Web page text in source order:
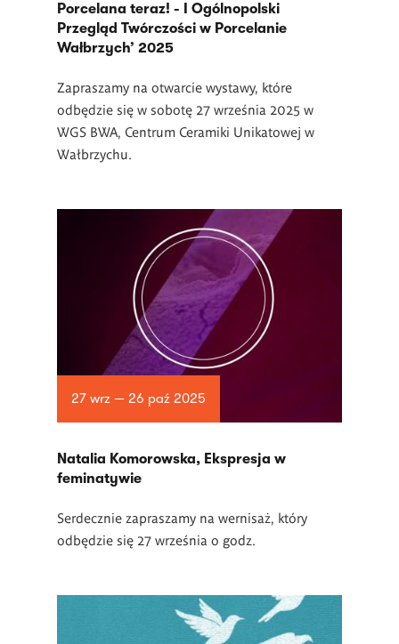
Porcelana teraz! - I Ogólnopolski
Przegląd Twórczości w Porcelanie
Wałbrzych’ 2025
Zapraszamy na otwarcie wystawy, które
odbędzie się w sobotę 27 września 2025 w
WGS BWA, Centrum Ceramiki Unikatowej w
Wałbrzychu.
27 wrz — 26 paź 2025
Natalia Komorowska, Ekspresja w
feminatywie
Serdecznie zapraszamy na wernisaż, który
odbędzie się 27 września o godz.